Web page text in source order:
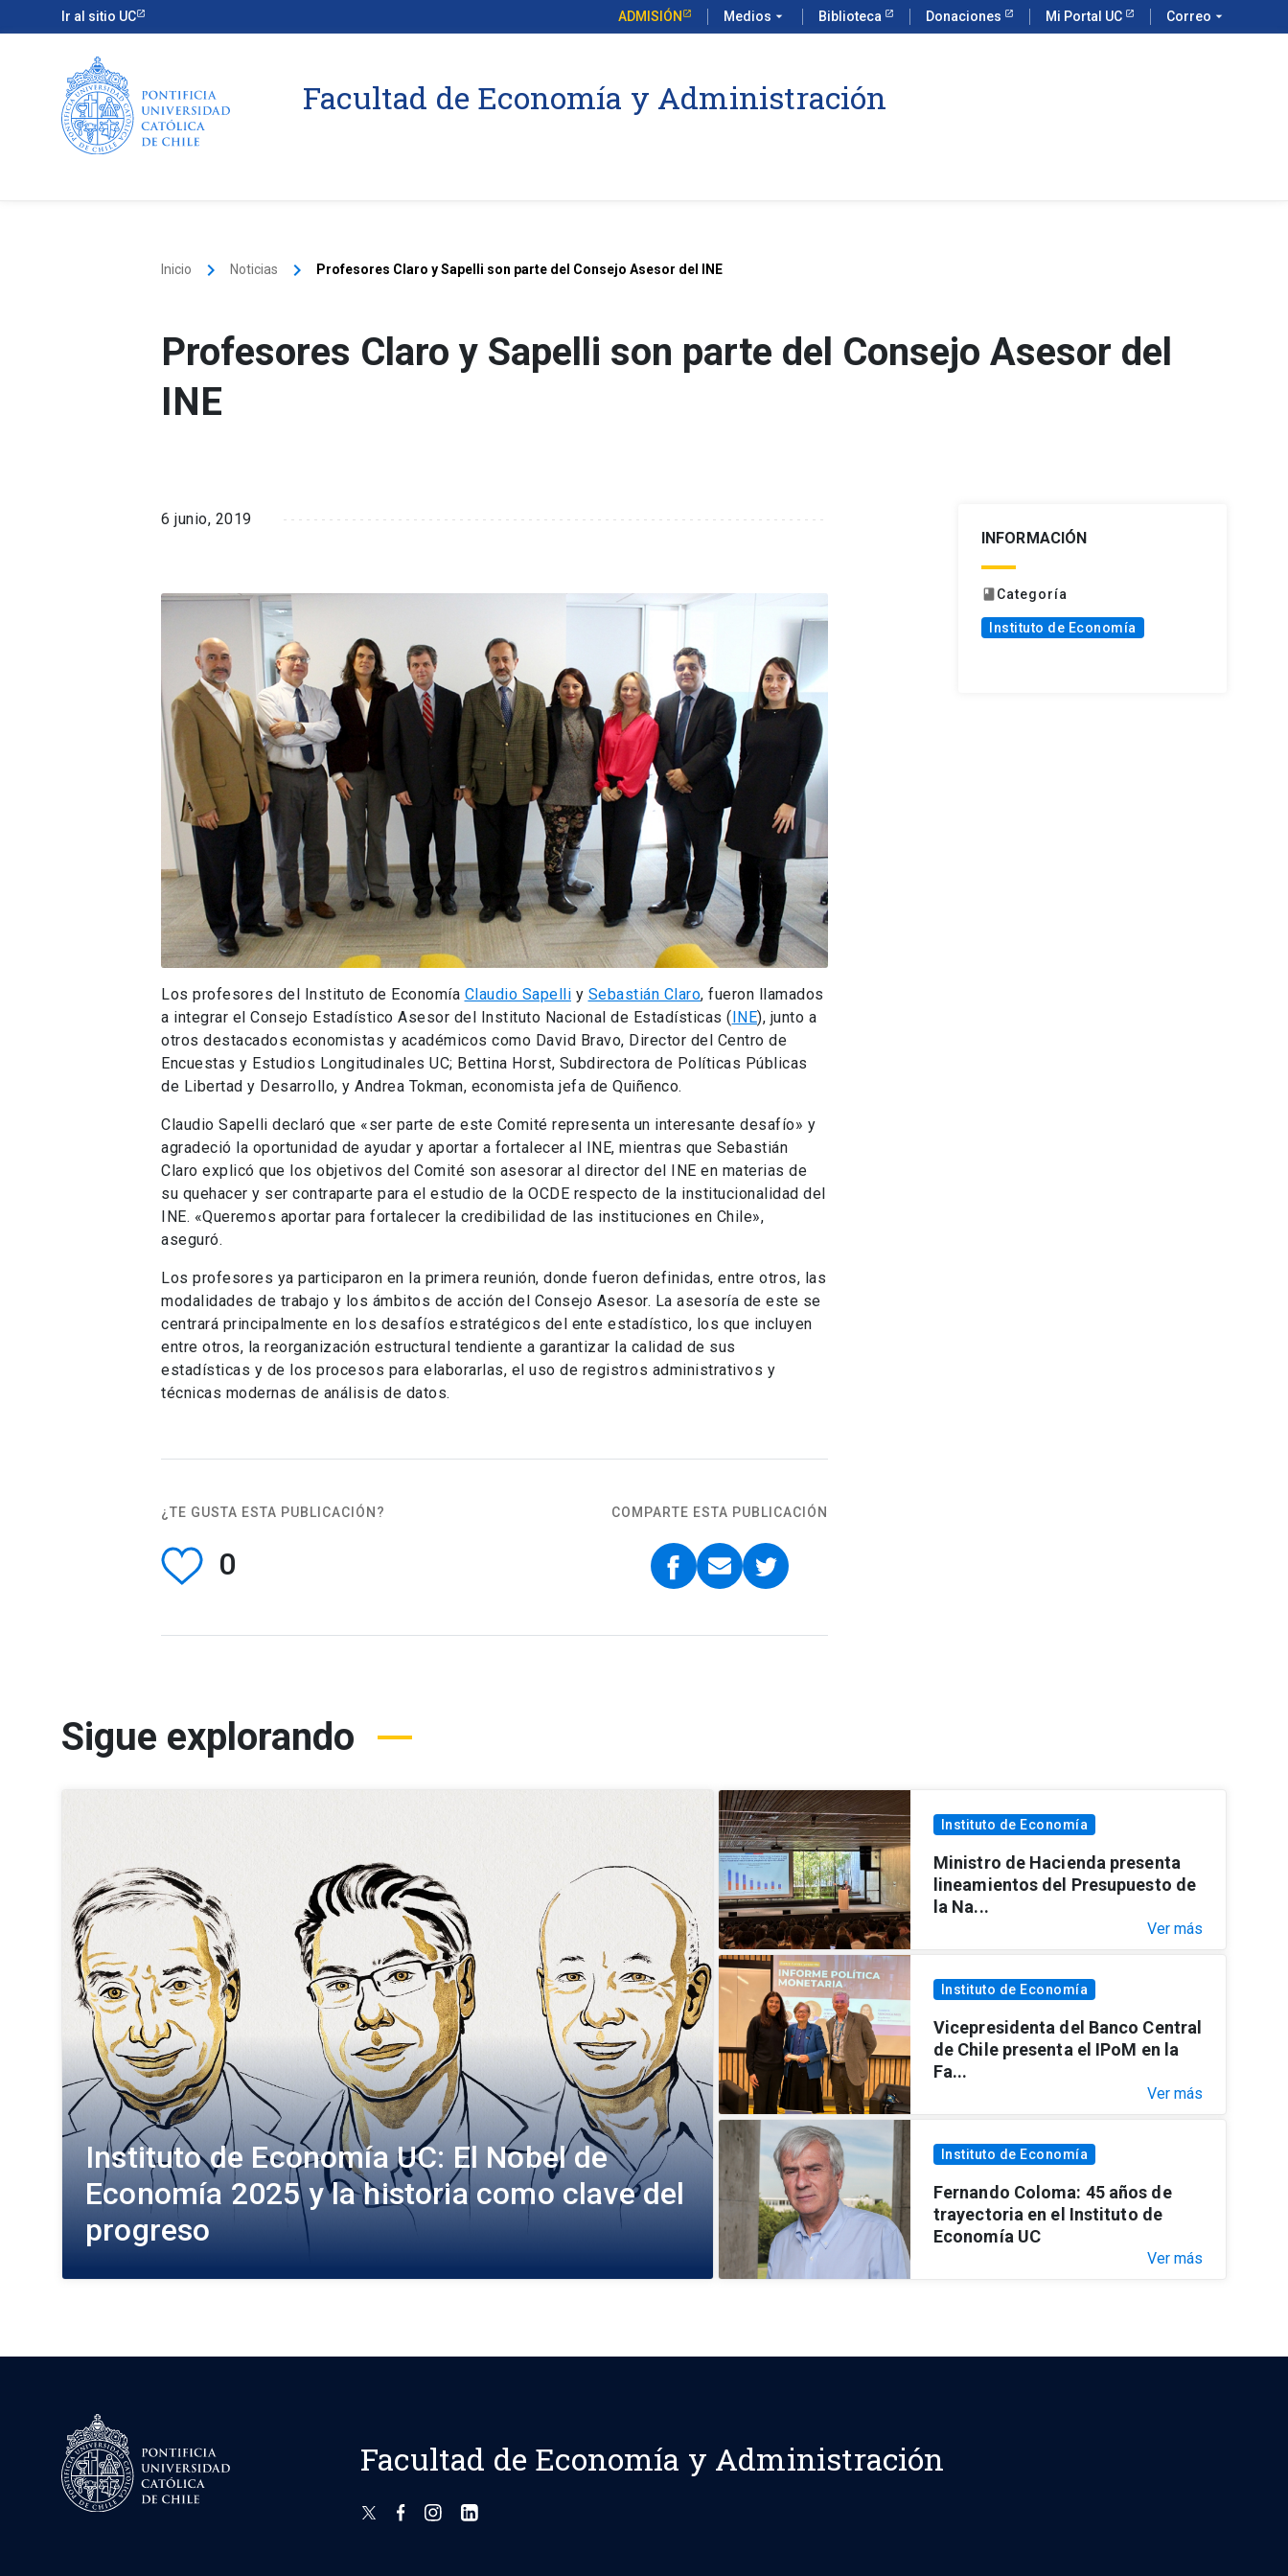
Ir al sitio UC ADMISIÓN Medios arrow_drop_down Biblioteca Donaciones Mi Portal UC Correo arrow_drop_down
Facultad de Economía y Administración
Inicio keyboard_arrow_right Noticias keyboard_arrow_right Profesores Claro y Sapelli son parte del Consejo Asesor del INE
Profesores Claro y Sapelli son parte del Consejo Asesor del
INE
6 junio, 2019
Los profesores del Instituto de Economía Claudio Sapelli y Sebastián Claro, fueron llamados
a integrar el Consejo Estadístico Asesor del Instituto Nacional de Estadísticas ( INE), junto a
otros destacados economistas y académicos como David Bravo, Director del Centro de
Encuestas y Estudios Longitudinales UC; Bettina Horst, Subdirectora de Políticas Públicas
de Libertad y Desarrollo, y Andrea Tokman, economista jefa de Quiñenco.
Claudio Sapelli declaró que «ser parte de este Comité representa un interesante desafío» y
agradeció la oportunidad de ayudar y aportar a fortalecer al INE, mientras que Sebastián
Claro explicó que los objetivos del Comité son asesorar al director del INE en materias de
su quehacer y ser contraparte para el estudio de la OCDE respecto de la institucionalidad del
INE. «Queremos aportar para fortalecer la credibilidad de las instituciones en Chile»,
aseguró.
Los profesores ya participaron en la primera reunión, donde fueron definidas, entre otros, las
modalidades de trabajo y los ámbitos de acción del Consejo Asesor. La asesoría de este se
centrará principalmente en los desafíos estratégicos del ente estadístico, los que incluyen
entre otros, la reorganización estructural tendiente a garantizar la calidad de sus
estadísticas y de los procesos para elaborarlas, el uso de registros administrativos y
técnicas modernas de análisis de datos.
¿TE GUSTA ESTA PUBLICACIÓN?
0
COMPARTE ESTA PUBLICACIÓN
INFORMACIÓN
book Categoría
Instituto de Economía
Sigue explorando
Instituto de Economía UC: El Nobel de
Economía 2025 y la historia como clave del
progreso
Instituto de Economía
Ministro de Hacienda presenta
lineamientos del Presupuesto de
la Na...
Ver más
Instituto de Economía
Vicepresidenta del Banco Central
de Chile presenta el IPoM en la
Fa...
Ver más
Instituto de Economía
Fernando Coloma: 45 años de
trayectoria en el Instituto de
Economía UC
Ver más
Facultad de Economía y Administración